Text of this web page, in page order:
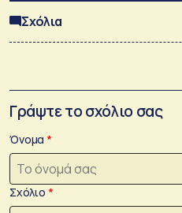
Σχόλια
Γράψτε το σχόλιο σας
Όνομα
Σχόλιο